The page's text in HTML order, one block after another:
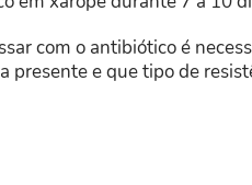
com o antibiótico é
presente e que tipo de